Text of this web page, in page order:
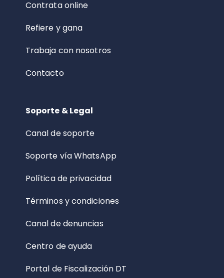
Contrata online
Refiere y gana
Trabaja con nosotros
Contacto
Soporte & Legal
Canal de soporte
Soporte vía WhatsApp
Política de privacidad
Términos y condiciones
Canal de denuncias
Centro de ayuda
Portal de Fiscalización DT